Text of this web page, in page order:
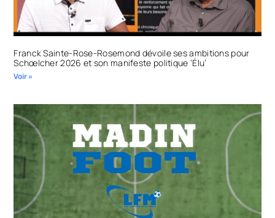
Franck Sainte-Rose-Rosemond dévoile ses ambitions pour
Schœlcher 2026 et son manifeste politique ‘Élu’
Voir »